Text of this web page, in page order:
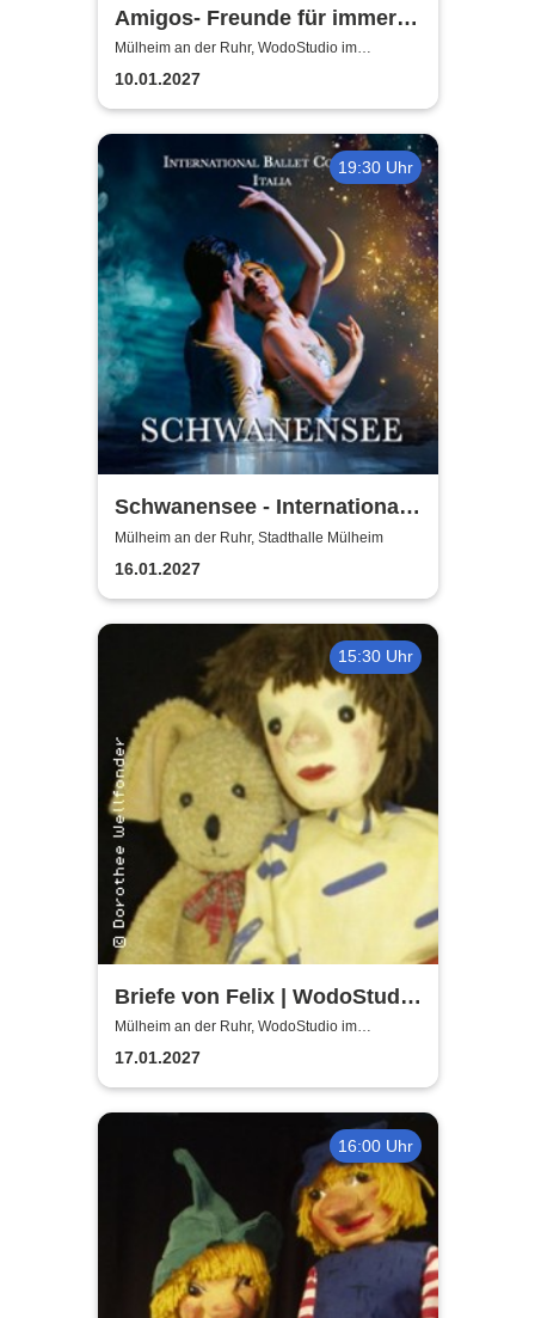
Amigos- Freunde für immer |
WodoStudio im
Ringlokschuppen Ruhr
Mülheim an der Ruhr, WodoStudio im
Ringlokschuppen Ruhr
10.01.2027
19:30 Uhr
Schwanensee - International
Ballet Company Italia
Mülheim an der Ruhr, Stadthalle Mülheim
16.01.2027
15:30 Uhr
Briefe von Felix | WodoStudio
im Ringlokschuppen Ruhr
Mülheim an der Ruhr, WodoStudio im
Ringlokschuppen Ruhr
17.01.2027
16:00 Uhr